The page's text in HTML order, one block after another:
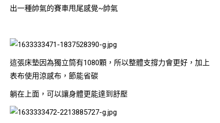
出一種帥氣的賽車甩尾感覺~帥氣
這張床墊因為獨立筒有1080顆，所以整體支撐力會更好，加上
表布使用涼感布，節能省碳
躺在上面，可以讓身體更能達到舒壓